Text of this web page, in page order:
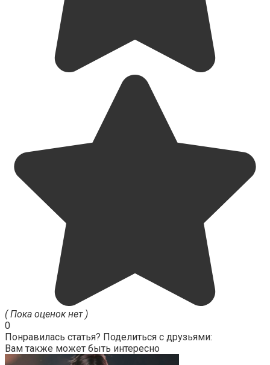
( Пока оценок нет )
0
Понравилась статья? Поделиться с друзьями:
Вам также может быть интересно